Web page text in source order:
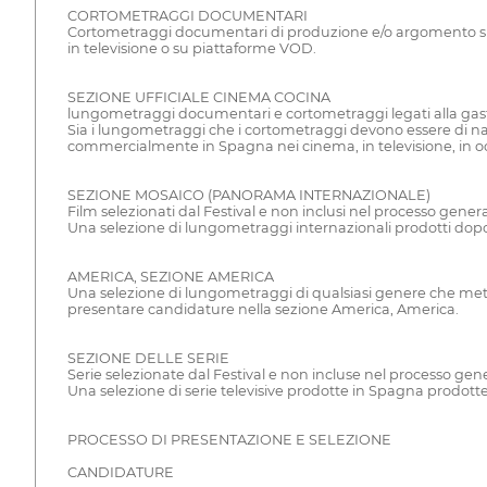
CORTOMETRAGGI DOCUMENTARI
Cortometraggi documentari di produzione e/o argomento
in televisione o su piattaforme VOD.
SEZIONE UFFICIALE CINEMA COCINA
lungometraggi documentari e cortometraggi legati alla
Sia i lungometraggi che i cortometraggi devono essere di
commercialmente in Spagna nei cinema, in televisione, in
SEZIONE MOSAICO (PANORAMA INTERNAZIONALE)
Film selezionati dal Festival e non inclusi nel processo
Una selezione di lungometraggi internazionali prodotti
AMERICA, SEZIONE AMERICA
Una selezione di lungometraggi di qualsiasi genere che
presentare candidature nella sezione America, America.
SEZIONE DELLE SERIE
Serie selezionate dal Festival e non incluse nel processo
Una selezione di serie televisive prodotte in Spagna
PROCESSO DI PRESENTAZIONE E SELEZIONE
CANDIDATURE